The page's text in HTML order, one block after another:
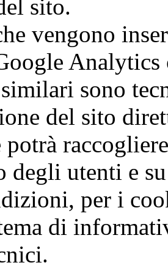
sito.
vengono
sono
del sito
potrà
degli utenti e
per i
di